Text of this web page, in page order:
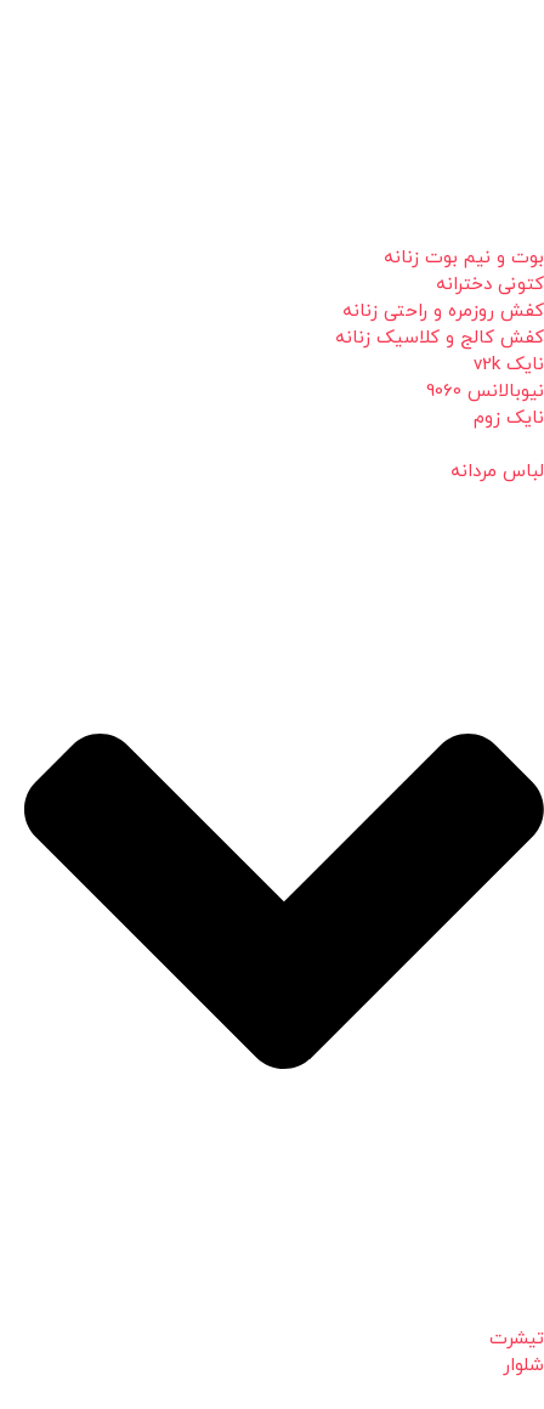
بوت و نیم بوت زنانه
کتونی دخترانه
کفش روزمره و راحتی زنانه
کفش کالج و کلاسیک زنانه
نایک v2k
نیوبالانس 9060
نایک زوم
لباس مردانه
تیشرت
شلوار